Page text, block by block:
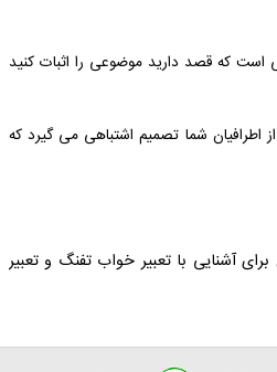
است که قصد دارید موضوعی را اثبات کنید
اطرافیان شما تصمیم اشتباهی می گیرد که
آشنایی باتعبیر خواب تفنگ وتعبیر